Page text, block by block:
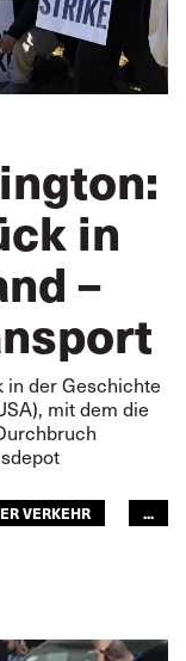
in
–
in der Geschichte
mit dem die
VERKEHR
...